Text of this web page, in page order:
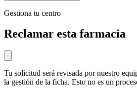
Gestiona tu centro
Reclamar esta farmacia
Tu solicitud será revisada por nuestro
la gestión de la ficha. Esto no es un